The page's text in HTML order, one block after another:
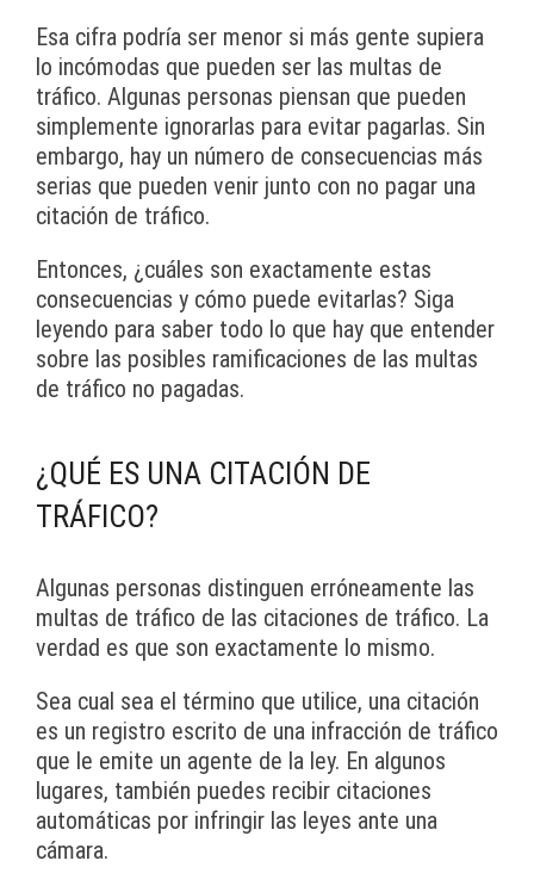
Esa cifra podría ser menor si más gente supiera
lo incómodas que pueden ser las multas de
tráfico. Algunas personas piensan que pueden
simplemente ignorarlas para evitar pagarlas. Sin
embargo, hay un número de consecuencias más
serias que pueden venir junto con no pagar una
citación de tráfico.
Entonces, ¿cuáles son exactamente estas
consecuencias y cómo puede evitarlas? Siga
leyendo para saber todo lo que hay que entender
sobre las posibles ramificaciones de las multas
de tráfico no pagadas.
¿QUÉ ES UNA CITACIÓN DE
TRÁFICO?
Algunas personas distinguen erróneamente las
multas de tráfico de las citaciones de tráfico. La
verdad es que son exactamente lo mismo.
Sea cual sea el término que utilice, una citación
es un registro escrito de una infracción de tráfico
que le emite un agente de la ley. En algunos
lugares, también puedes recibir citaciones
automáticas por infringir las leyes ante una
cámara.